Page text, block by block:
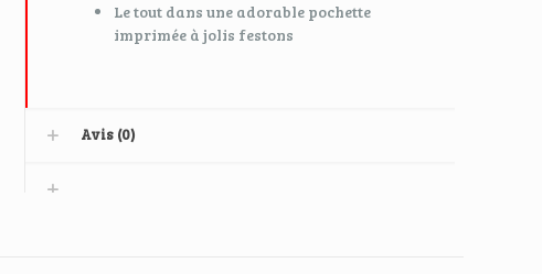
Le tout dans une adorable pochette
imprimée à jolis festons
Avis (0)